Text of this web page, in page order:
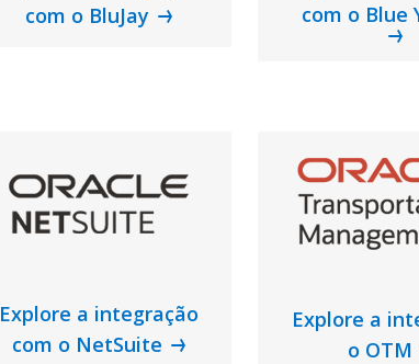
com o BluJay
com o Blue
Explore a integração
com o NetSuite
Explore a
o OTM